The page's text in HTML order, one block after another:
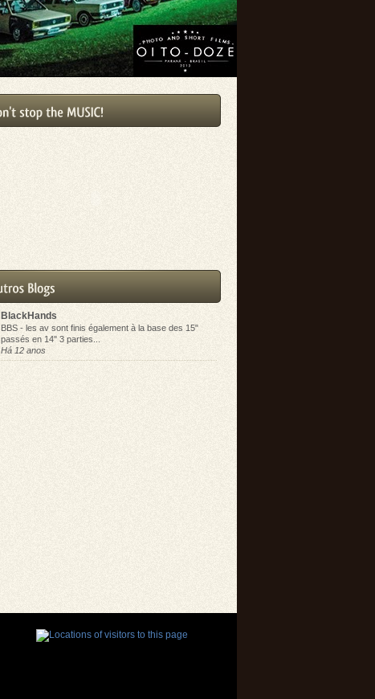
BlackHands
BBS - les av sont finis également à la base des 15"
passés en 14" 3 parties...
Há 12 anos